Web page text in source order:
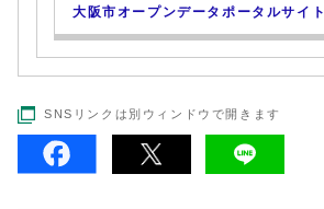
大阪市オープンデータポータルサイト
SNSリンクは別ウィンドウで開きます